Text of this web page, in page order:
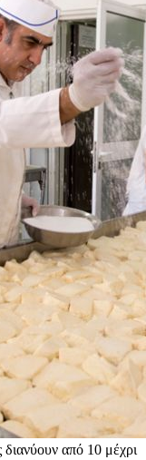
από 10 μέχρι